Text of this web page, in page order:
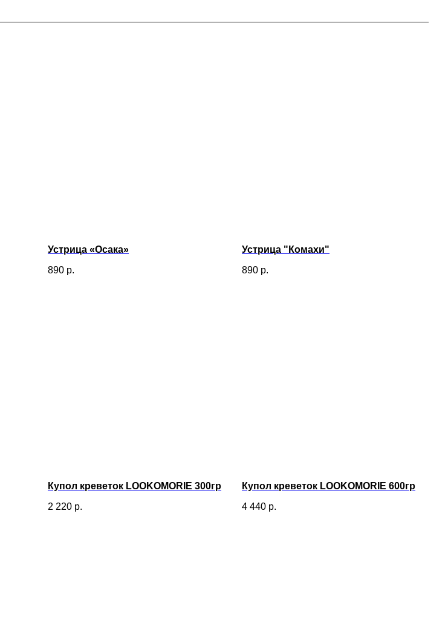
Устрица «Осака»
890 р.
Устрица "Комахи"
890 р.
Купол креветок LOOKOMORIE 300гр
2 220 р.
Купол креветок LOOKOMORIE 600гр
4 440 р.